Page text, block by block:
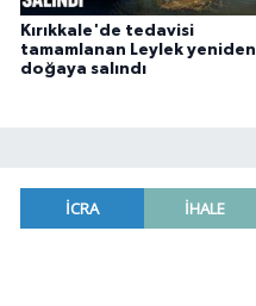
Kırıkkale'de tedavisi
tamamlanan Leylek yeniden
doğaya salındı